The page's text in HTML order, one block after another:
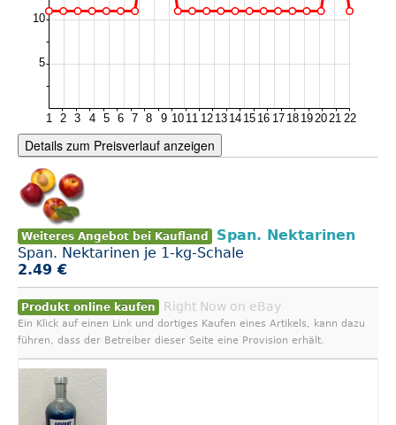
Details zum Preisverlauf anzeigen
Weiteres Angebot bei Kaufland
Span. Nektarinen
Span. Nektarinen je 1-kg-Schale
2.49 €
Produkt online kaufen Right Now on eBay
Ein Klick auf einen Link und dortiges Kaufen eines Artikels, kann dazu
führen, dass der Betreiber dieser Seite eine Provision erhält.